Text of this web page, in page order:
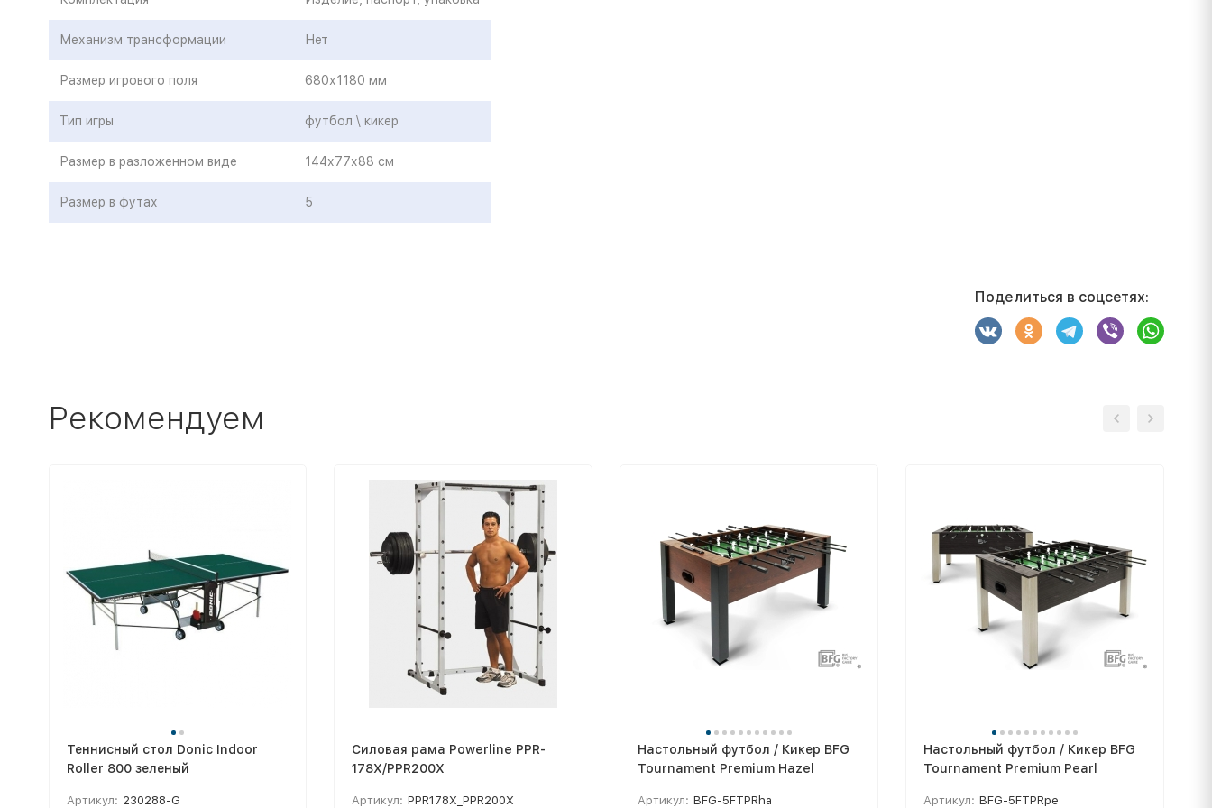
Механизм трансформации Нет
Размер игрового поля 680х1180 мм
Тип игры футбол \ кикер
Размер в разложенном виде 144х77х88 см
Размер в футах 5
Поделиться в соцсетях:
Рекомендуем
Теннисный стол Donic Indoor
Roller 800 зеленый
Артикул: 230288-G
Силовая рама Powerline PPR-
178X/PPR200X
Артикул: PPR178X_PPR200X
Настольный футбол / Кикер BFG
Tournament Premium Hazel
Артикул: BFG-5FTPRha
Настольный футбол / Кикер BFG
Tournament Premium Pearl
Артикул: BFG-5FTPRpe